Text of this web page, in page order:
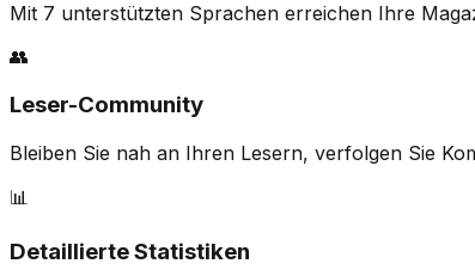
Mit 7 unterstützten Sprachen erreichen Ihre
👥
Leser-Community
Bleiben Sie nah an Ihren Lesern, verfolgen Sie
📊
Detaillierte Statistiken